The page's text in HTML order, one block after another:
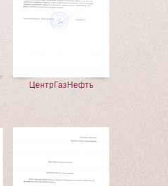
ЦентрГазНефть